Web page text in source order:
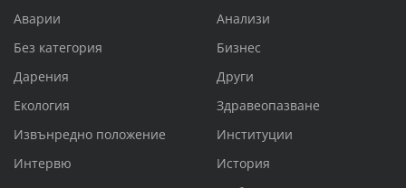
Аварии
Анализи
Без категория
Бизнес
Дарения
Други
Екология
Здравеопазване
Извънредно положение
Институции
Интервю
История